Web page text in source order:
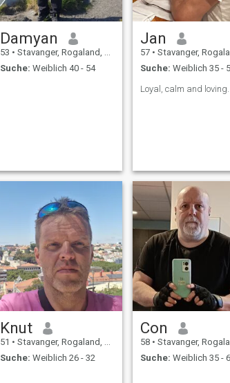
Damyan
53 • Stavanger, Rogaland, Norwegen
Suche: Weiblich 40 - 54
Jan
57 • Stavanger, Rogaland,
Suche: Weiblich 35 -
Loyal, calm and loving.
Knut
51 • Stavanger, Rogaland, Norwegen
Suche: Weiblich 26 - 32
Con
58 • Stavanger, Rogaland,
Suche: Weiblich 35 -